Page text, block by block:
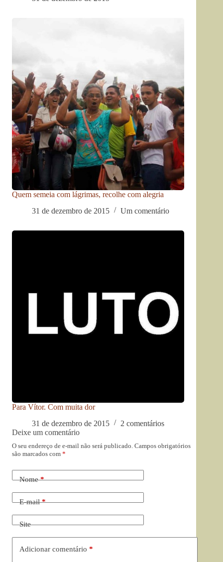
Quem semeia com lágrimas, recolhe com alegria
31 de dezembro de 2015
Um comentário
Para Vítor. Com muita dor
31 de dezembro de 2015
2 comentários
Deixe um comentário
O seu endereço de e-mail não será publicado. Campos obrigatórios
são marcados com *
Nome*
E-mail*
Site
Adicionar comentário *